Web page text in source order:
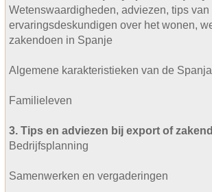
Wetenswaardigheden, adviezen, tips van
ervaringsdeskundigen over het wonen,
zakendoen in Spanje
Algemene karakteristieken van de
Familieleven
3. Tips en adviezen bij export of
Bedrijfsplanning
Samenwerken en vergaderingen